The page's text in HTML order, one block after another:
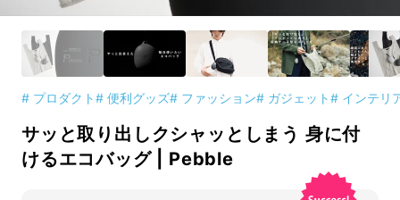
# プロダクト# 便利グッズ# ファッション# ガジェット# インテリ
サッと取り出しクシャッとしまう 身に付
けるエコバッグ | Pebble